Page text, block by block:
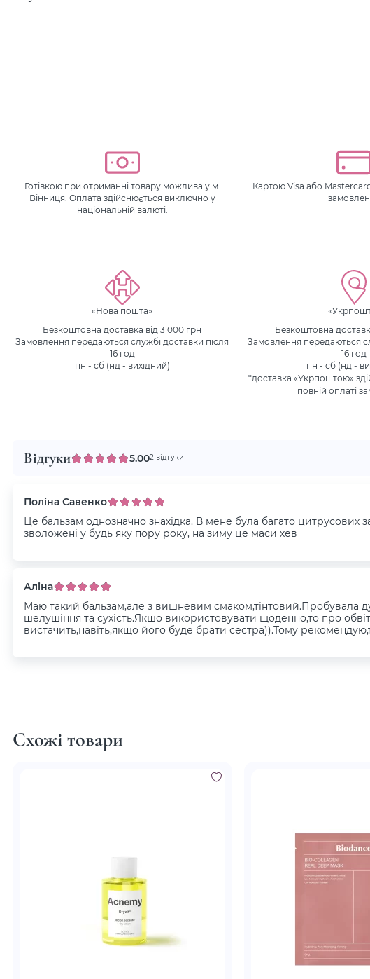
Готівкою при отриманні товару можлива у м.
Вінниця. Оплата здійснюється виключно у
національній валюті.
Картою Visa або
«Нова пошта»
Безкоштовна доставка від 3 000 грн
Замовлення передаються службі доставки після
16 год
пн - сб (нд - вихідний)
Безкоштовна
Замовлення передаються
16 год
пн - сб (нд -
*доставка «Укрпоштою»
повній оплаті
Відгуки 5.002 відгуки
Поліна Савенко
Це бальзам однозначно знахідка. В мене була багато цитрусових
зволожені у будь яку пору року, на зиму це маси хев
Аліна
Маю такий бальзам,але з вишневим смаком,тінтовий.Пробувала
шелушіння та сухість.Якшо використовувати щоденно,то про
вистачить,навіть,якщо його буде брати сестра)).Тому
Схожі товари